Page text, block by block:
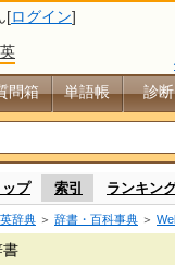
[ログイン]
問箱 単語帳 診断
プ 索引 ランキン
辞典 ＞ 辞書・百科事典 ＞
書